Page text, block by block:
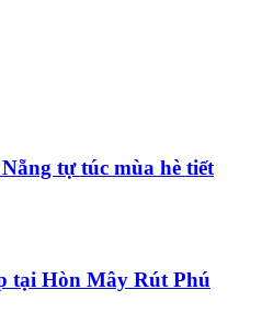
tự túc mùa hè tiết
tại Hòn Mây Rút Phú